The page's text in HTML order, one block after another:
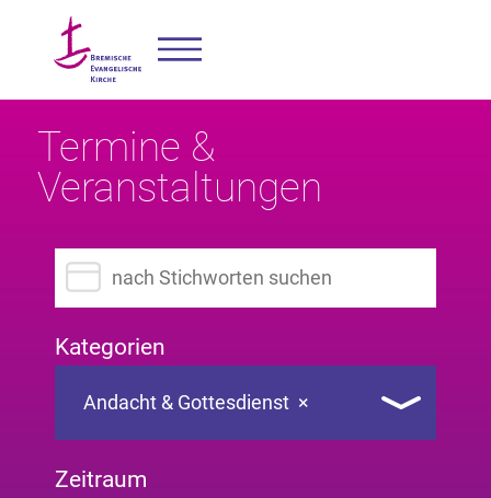
Termine &
Veranstaltungen
Suchbegriff eingeben
Kategorien
×
Andacht & Gottesdienst
Zeitraum